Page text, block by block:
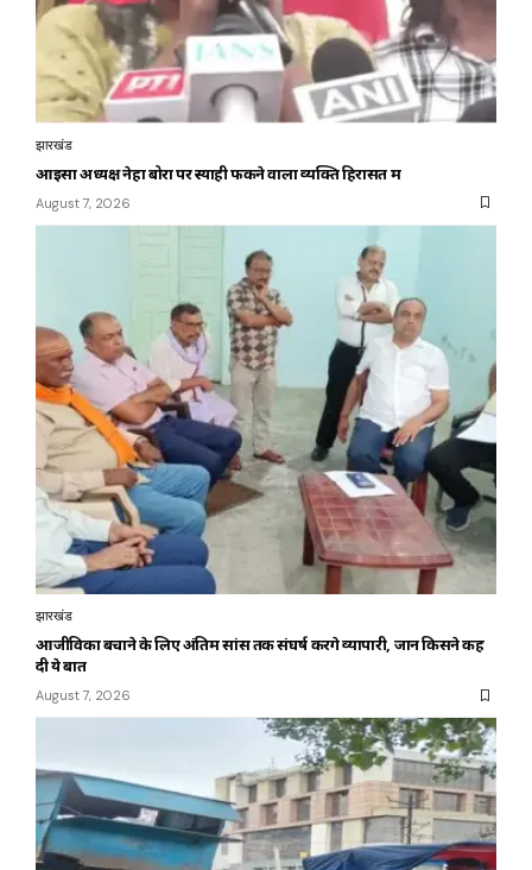
झारखंड
आइसा अध्यक्ष नेहा बोरा पर स्याही फेंकने वाला व्यक्ति हिरासत में
August 7, 2026
झारखंड
आजीविका बचाने के लिए अंतिम सांस तक संघर्ष करेंगे व्यापारी, जानें किसने कह
दी ये बात
August 7, 2026